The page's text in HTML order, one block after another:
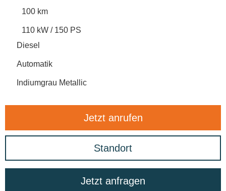
100 km
110 kW / 150 PS
Diesel
Automatik
Indiumgrau Metallic
Jetzt anrufen
Standort
Jetzt anfragen